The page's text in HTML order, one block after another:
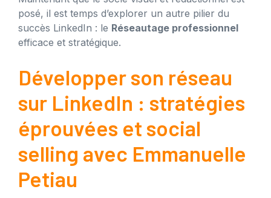
posé, il est temps d’explorer un autre pilier du
succès LinkedIn : le Réseautage professionnel
efficace et stratégique.
Développer son réseau
sur LinkedIn : stratégies
éprouvées et social
selling avec Emmanuelle
Petiau